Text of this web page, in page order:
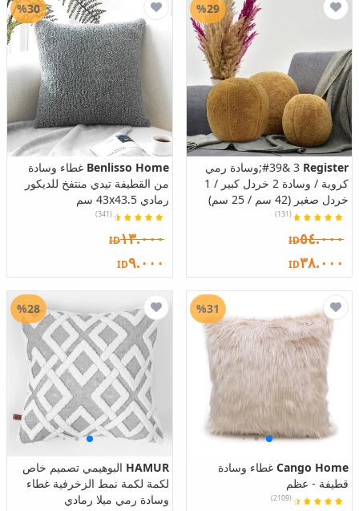
Register
3 &#39;وسادة رمي
كروية / وسادة 2 خردل كبير / 1
خردل صغير (42 سم / 25 سم)
(131)
ID٥٤.٠٠٠
ID٣٨.٠٠٠
%29
Benlisso Home غطاء وسادة
من القطيفة تيدي منتفخ للديكور
رمادي 43x43.5 سم
(341)
ID١٣.٠٠٠
ID٩.٠٠٠
%30
Cango Home غطاء وسادة
قطيفة - عظم
(2109)
%31
HAMUR البوهيمي تصميم خاص
لكمة لكمة نمط الزخرفية غطاء
وسادة رمي ميلا رمادي
%28